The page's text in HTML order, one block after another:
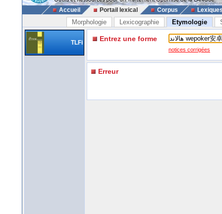
Accueil Portail lexical Corpus
Morphologie Lexicographie Etymologie
TLFi Entrez une forme
notices corrigées
Erreur